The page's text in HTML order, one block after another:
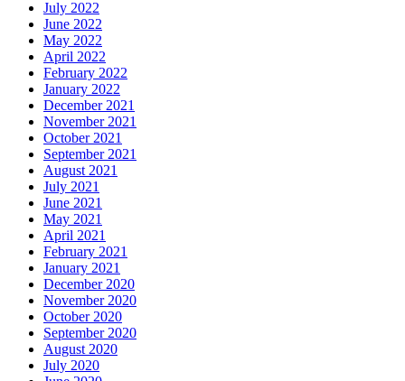
July 2022
June 2022
May 2022
April 2022
February 2022
January 2022
December 2021
November 2021
October 2021
September 2021
August 2021
July 2021
June 2021
May 2021
April 2021
February 2021
January 2021
December 2020
November 2020
October 2020
September 2020
August 2020
July 2020